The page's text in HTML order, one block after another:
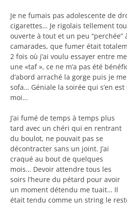
Je ne fumais pas adolescente de
cigarettes… Je rigolais tellement
ouverte à tout et un peu “perchée”
camarades, que fumer était
2 fois où j’ai voulu essayer entre
une «taf », ce ne m’a pas été
d’abord arraché la gorge puis je
sofa… Géniale la soirée qui s’en
moi…
J’ai fumé de temps à temps plus
tard avec un chéri qui en rentrant
du boulot, ne pouvait pas se
décontracter sans un joint. J’ai
craqué au bout de quelques
mois… Devoir attendre tous les
soirs l’heure du pétard pour avoir
un moment détendu me tuait… Il
était tendu comme un string le